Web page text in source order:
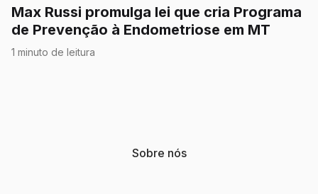
Max Russi promulga lei que cria Programa
de Prevenção à Endometriose em MT
1 minuto de leitura
Sobre nós